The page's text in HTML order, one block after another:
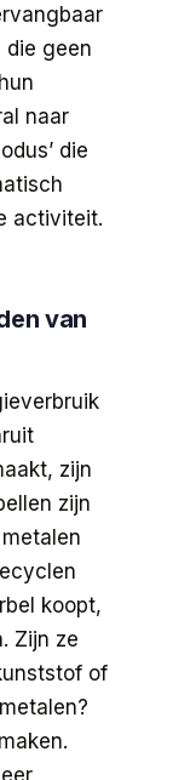
die geen
naar
die
activiteit.
van
zijn
zijn
koopt,
Zijn ze
of